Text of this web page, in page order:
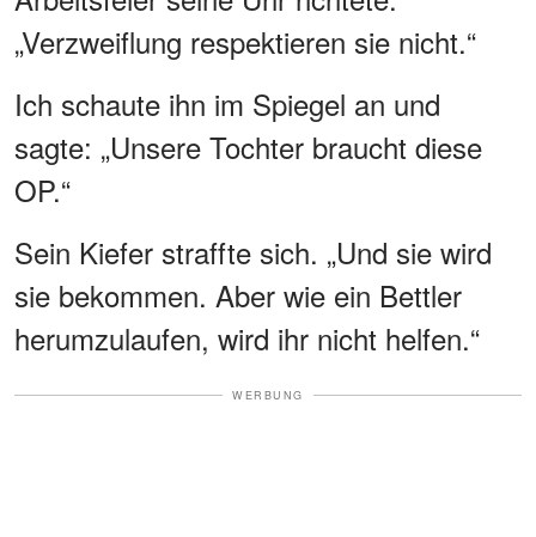
„Verzweiflung respektieren sie nicht.“
Ich schaute ihn im Spiegel an und
sagte: „Unsere Tochter braucht diese
OP.“
Sein Kiefer straffte sich. „Und sie wird
sie bekommen. Aber wie ein Bettler
herumzulaufen, wird ihr nicht helfen.“
WERBUNG